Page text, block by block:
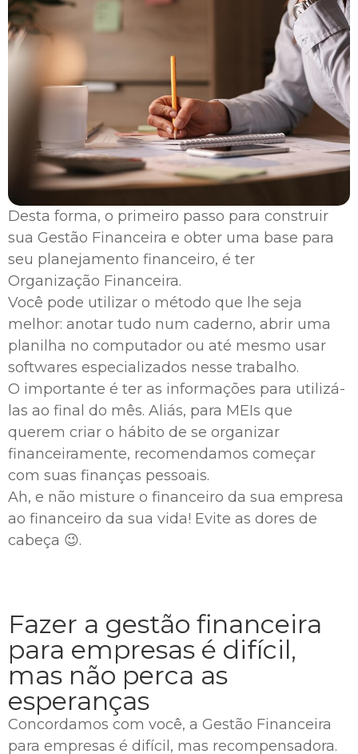
Desta forma, o primeiro passo para construir
sua Gestão Financeira e obter uma base para
seu planejamento financeiro, é ter
Organização Financeira.
Você pode utilizar o método que lhe seja
melhor: anotar tudo num caderno, abrir uma
planilha no computador ou até mesmo usar
softwares especializados nesse trabalho.
O importante é ter as informações para utilizá-
las ao final do mês. Aliás, para MEIs que
querem criar o hábito de se organizar
financeiramente, recomendamos começar
com suas finanças pessoais.
Ah, e não misture o financeiro da sua empresa
ao financeiro da sua vida! Evite as dores de
cabeça 😉.
Fazer a gestão financeira
para empresas é difícil,
mas não perca as
esperanças
Concordamos com você, a Gestão Financeira
para empresas é difícil, mas recompensadora.